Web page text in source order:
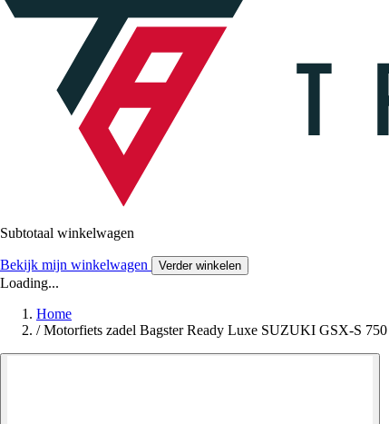
Subtotaal winkelwagen
Bekijk mijn winkelwagen Verder winkelen
Loading...
Home
/ Motorfiets zadel Bagster Ready Luxe SUZUKI GSX-S